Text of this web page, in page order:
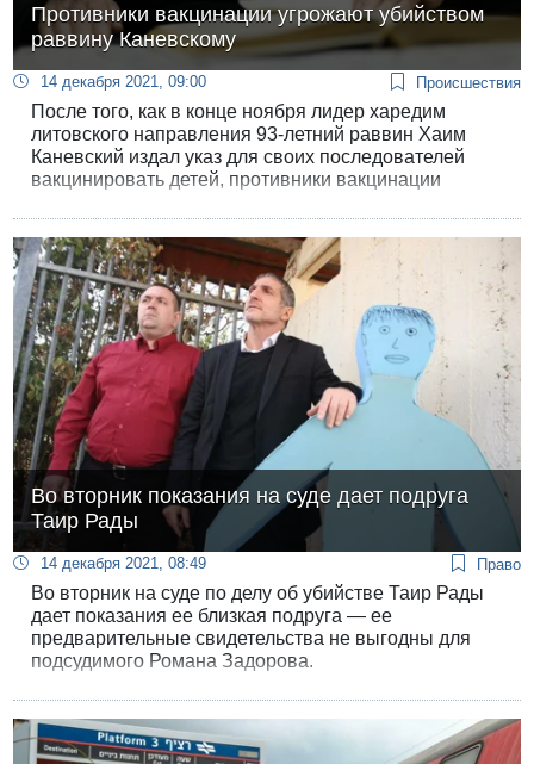
Противники вакцинации угрожают убийством
раввину Каневскому
14 декабря 2021, 09:00 Происшествия
После того, как в конце ноября лидер харедим
литовского направления 93-летний раввин Хаим
Каневский издал указ для своих последователей
вакцинировать детей, противники вакцинации
письмами, звонить с угрозами по телефону и
публиковать в соцсетях посты оскорбительного
содержания с угрозами. Преследованиям также
подверглись многие члены его семьи.
Во вторник показания на суде дает подруга
Таир Рады
14 декабря 2021, 08:49 Право
Во вторник на суде по делу об убийстве Таир Рады
дает показания ее близкая подруга — ее
предварительные свидетельства не выгодны для
подсудимого Романа Задорова.